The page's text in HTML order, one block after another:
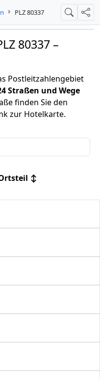
PLZ 80337 Suche
80337 –
Postleitzahlengebiet
Straßen und Wege
finden Sie den
zur Hotelkarte.
↕